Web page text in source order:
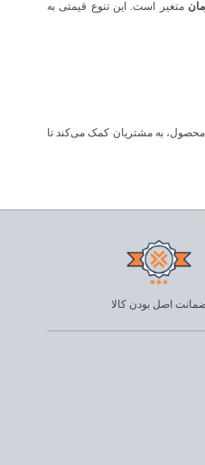
متغیر است. این تنوع قیمتی به
محصول، به مشتریان کمک می‌کند تا
اصل بودن کالا